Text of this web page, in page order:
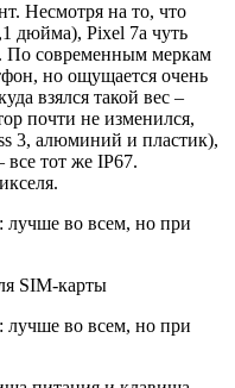
Несмотря на то, что
дюйма), Pixel 7a чуть
По современным меркам
но ощущается очень
взялся такой вес –
почти не изменился,
3, алюминий и пластик),
все тот же IP67.
SIM-карты